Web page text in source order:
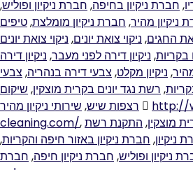
, חברת ניקיון בחיפה, חברת ניקיון ופוליש,
ניקיון מהיר, חברת ניקיון מומלצת,טיפים
החגים, ניקוי צואת יונים, ניקוי צואת יונים
בקריות, ניקיון דירה לפני מעבר, ניקיון דירה
, ניקיון מקלט, צבעי דירה בנהריה, צבעי
, רשת נגד יונים בקרית מוצקין, שיקום
רצפות שיש, שירותי ניקיון מהיר
http://
cleaning.com/, מוצקין, התקנת רשת
ניקיון, חברת ניקיון באזור חיפה והקריות,
ניקיון ופוליש, חברת ניקיון חיפה, חברת